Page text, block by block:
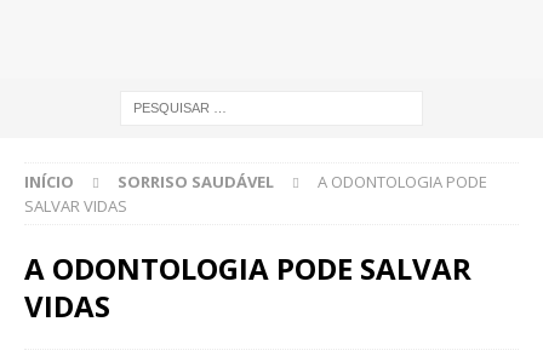
INÍCIO SORRISO SAUDÁVEL
A ODONTOLOGIA PODE
SALVAR VIDAS
A ODONTOLOGIA PODE SALVAR
VIDAS